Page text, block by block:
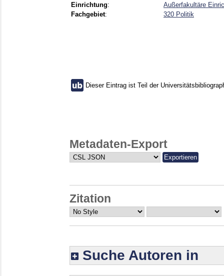
Einrichtung:
Außerfakultäre
Fachgebiet: 320 Politik
Dieser Eintrag ist Teil der
Metadaten-Export
Zitation
Suche Autoren in